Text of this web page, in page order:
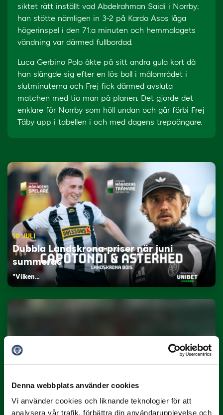
Denna webbplats använder cookies
Vi använder cookies och liknande teknologier för att
analysera vår trafik, förbättra din användarupplevelse och
siktet rätt inställt vad Abdelrahman Saidi i Norrby;
han stötte nämligen in 3-2 på Kardo Asos låga
högerinspel i den 71:a minuten och hemmalagets
vändning var därmed fullbordad.
Luca Gerbino Polo åkte på sitt andra gula kort då
han slängde sig efter en lös boll i målområdet i
slutminuterna och Frej fick därmed avsluta
matchen med tio man på planen. Det gjorde det
enklare för Norrby som höll undan och går förbi Frej
Täby upp i tabellen i och med dagens trepoängare.
10 JULI
Dubbla Landskrona-priser när juni
summeras
"Vilken…
Han gjorde Månadens Mål i juni: ”En
projektil”
Slog till i…